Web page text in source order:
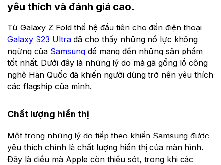
yêu thích và đánh giá cao.
Từ Galaxy Z Fold thế hệ đầu tiên cho đến điện thoại
Galaxy S23 Ultra đã cho thấy những nổ lực không
ngừng của Samsung để mang đến những sản phẩm
tốt nhất. Dưới đây là những lý do mà gã gổng lồ công
nghệ Hàn Quốc đã khiến người dùng trở nên yêu thích
các flagship của mình.
Chất lượng hiển thị
Một trong những lý do tiếp theo khiến Samsung được
yêu thích chính là chất lượng hiển thị của màn hình.
Đây là điều mà Apple còn thiếu sót, trong khi các